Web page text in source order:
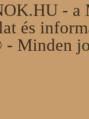
- a
és
Minden